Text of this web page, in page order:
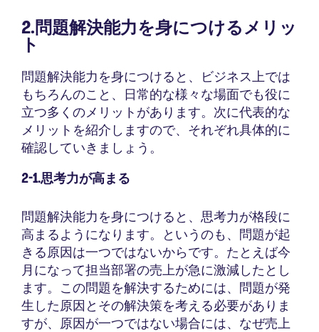
2.問題解決能力を身につけるメリッ
ト
問題解決能力を身につけると、ビジネス上では
もちろんのこと、日常的な様々な場面でも役に
立つ多くのメリットがあります。次に代表的な
メリットを紹介しますので、それぞれ具体的に
確認していきましょう。
2-1.思考力が高まる
問題解決能力を身につけると、思考力が格段に
高まるようになります。というのも、問題が起
きる原因は一つではないからです。たとえば今
月になって担当部署の売上が急に激減したとし
ます。この問題を解決するためには、問題が発
生した原因とその解決策を考える必要がありま
すが、原因が一つではない場合には、なぜ売上